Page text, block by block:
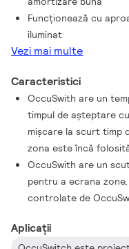
Funcţionează cu
iluminat
Vezi mai multe
Caracteristici
OccuSwith are un
timpul de aşteptare
mişcare la scurt timp
zona este încă
OccuSwith are un
pentru a ecrana
controlate de
Aplicații